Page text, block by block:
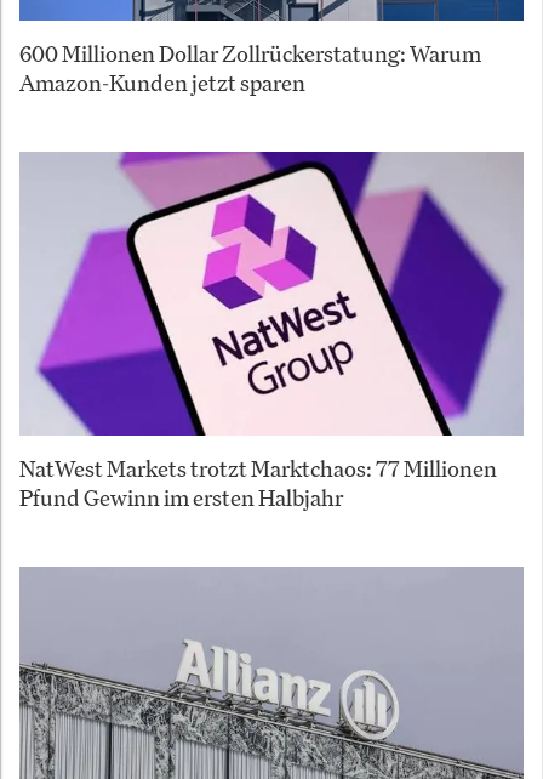
600 Millionen Dollar Zollrückerstatung: Warum
Amazon-Kunden jetzt sparen
NatWest Markets trotzt Marktchaos: 77 Millionen
Pfund Gewinn im ersten Halbjahr